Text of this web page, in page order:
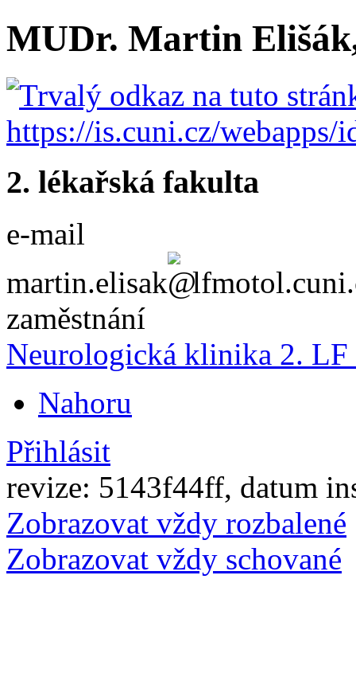
MUDr. Martin
2. lékařská fakulta
e-mail
martin.elisak
zaměstnání
Neurologická klinika 2.
Nahoru
Přihlásit
revize: 5143f44ff, datum
Zobrazovat vždy rozbalené
Zobrazovat vždy schované